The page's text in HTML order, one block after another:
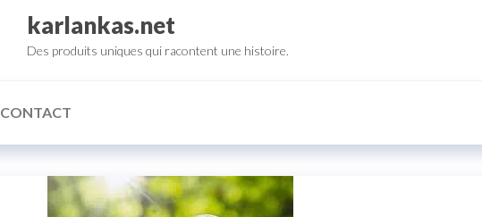
karlankas.net
Des produits uniques qui racontent une histoire.
CONTACT